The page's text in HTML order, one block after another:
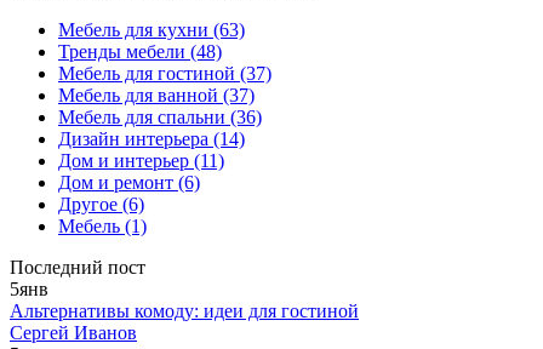
Мебель для кухни (63)
Тренды мебели (48)
Мебель для гостиной (37)
Мебель для ванной (37)
Мебель для спальни (36)
Дизайн интерьера (14)
Дом и интерьер (11)
Дом и ремонт (6)
Другое (6)
Мебель (1)
Последний пост
5янв
Альтернативы комоду: идеи для гостиной
Сергей Иванов